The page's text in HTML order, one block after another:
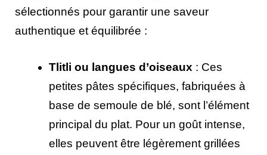
sélectionnés pour garantir une saveur
authentique et équilibrée :
Tlitli ou langues d’oiseaux : Ces
petites pâtes spécifiques, fabriquées à
base de semoule de blé, sont l’élément
principal du plat. Pour un goût intense,
elles peuvent être légèrement grillées